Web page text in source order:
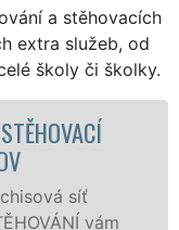
a stěhovacích
extra služeb, od
školy či školky.
STĚHOVACÍ